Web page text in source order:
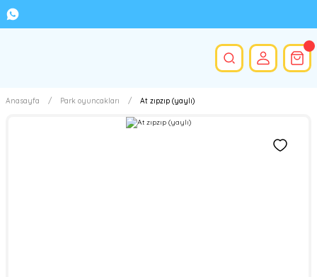
Anasayfa Park oyuncakları At zıpzıp (yaylı)